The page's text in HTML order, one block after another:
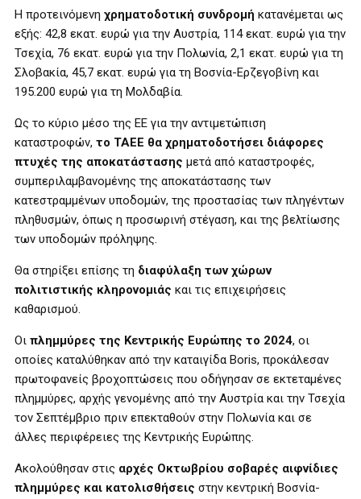
Η προτεινόμενη χρηματοδοτική συνδρομή κατανέμεται ως
εξής: 42,8 εκατ. ευρώ για την Αυστρία, 114 εκατ. ευρώ για την
Τσεχία, 76 εκατ. ευρώ για την Πολωνία, 2,1 εκατ. ευρώ για τη
Σλοβακία, 45,7 εκατ. ευρώ για τη Βοσνία-Ερζεγοβίνη και
195.200 ευρώ για τη Μολδαβία.
Ως το κύριο μέσο της ΕΕ για την αντιμετώπιση
καταστροφών, το ΤΑΕΕ θα χρηματοδοτήσει διάφορες
πτυχές της αποκατάστασης μετά από καταστροφές,
συμπεριλαμβανομένης της αποκατάστασης των
κατεστραμμένων υποδομών, της προστασίας των πληγέντων
πληθυσμών, όπως η προσωρινή στέγαση, και της βελτίωσης
των υποδομών πρόληψης.
Θα στηρίξει επίσης τη διαφύλαξη των χώρων
πολιτιστικής κληρονομιάς και τις επιχειρήσεις
καθαρισμού.
Οι πλημμύρες της Κεντρικής Ευρώπης το 2024, οι
οποίες καταλύθηκαν από την καταιγίδα Boris, προκάλεσαν
πρωτοφανείς βροχοπτώσεις που οδήγησαν σε εκτεταμένες
πλημμύρες, αρχής γενομένης από την Αυστρία και την Τσεχία
τον Σεπτέμβριο πριν επεκταθούν στην Πολωνία και σε
άλλες περιφέρειες της Κεντρικής Ευρώπης.
Ακολούθησαν στις αρχές Οκτωβρίου σοβαρές αιφνίδιες
πλημμύρες και κατολισθήσεις στην κεντρική Βοσνία-